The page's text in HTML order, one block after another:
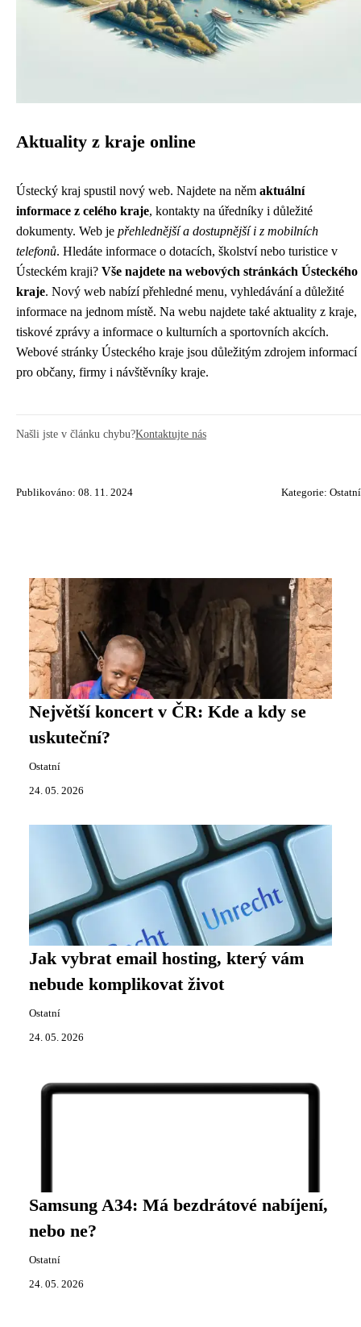
Aktuality z kraje online
Ústecký kraj spustil nový web. Najdete na něm aktuální
informace z celého kraje, kontakty na úředníky i důležité
dokumenty. Web je přehlednější a dostupnější i z mobilních
telefonů. Hledáte informace o dotacích, školství nebo turistice v
Ústeckém kraji? Vše najdete na webových stránkách Ústeckého
kraje. Nový web nabízí přehledné menu, vyhledávání a důležité
informace na jednom místě. Na webu najdete také aktuality z kraje,
tiskové zprávy a informace o kulturních a sportovních akcích.
Webové stránky Ústeckého kraje jsou důležitým zdrojem informací
pro občany, firmy i návštěvníky kraje.
Našli jste v článku chybu?Kontaktujte nás
Publikováno: 08. 11. 2024 Kategorie: Ostatní
Největší koncert v ČR: Kde a kdy se
uskuteční?
Ostatní
24. 05. 2026
Jak vybrat email hosting, který vám
nebude komplikovat život
Ostatní
24. 05. 2026
Samsung A34: Má bezdrátové nabíjení,
nebo ne?
Ostatní
24. 05. 2026